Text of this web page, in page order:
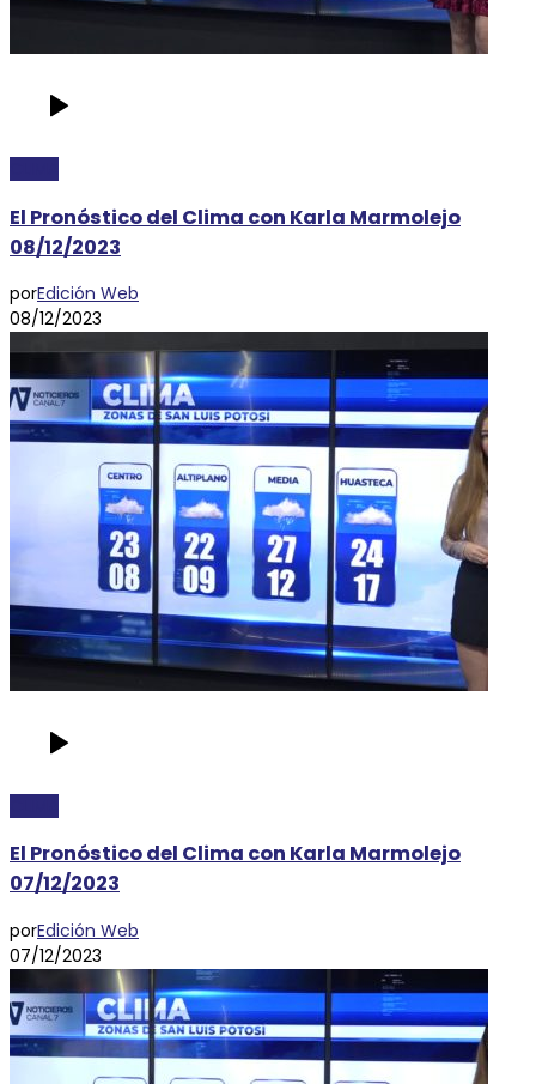
El Pronóstico del Clima con Karla Marmolejo
08/12/2023
porEdición Web
08/12/2023
El Pronóstico del Clima con Karla Marmolejo
07/12/2023
porEdición Web
07/12/2023